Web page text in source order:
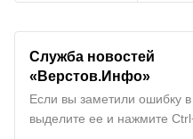
Служба новостей
«Верстов.Инфо»
Если вы заметили ошибку в
выделите ее и нажмите